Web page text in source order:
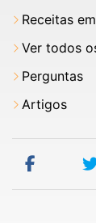
Receitas
Ver todos
Perguntas
Artigos